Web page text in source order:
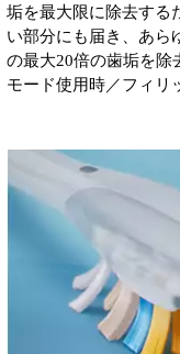
垢を最大限に除去する
い部分にも届き、あら
の最大20倍の歯垢を除
モード使用時／フィリ